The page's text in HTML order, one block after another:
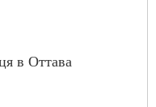
в Оттава